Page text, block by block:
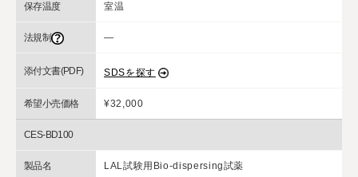
保存温度 室温
法規制 ―
添付文書(PDF) SDSを探す
希望小売価格 ¥32,000
CES-BD100
製品名 LAL試験用Bio-dispersing試薬